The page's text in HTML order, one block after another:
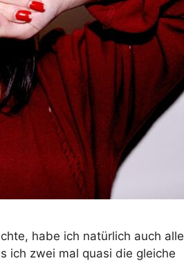
habe ich natürlich auch alle
ich zwei mal quasi die gleiche